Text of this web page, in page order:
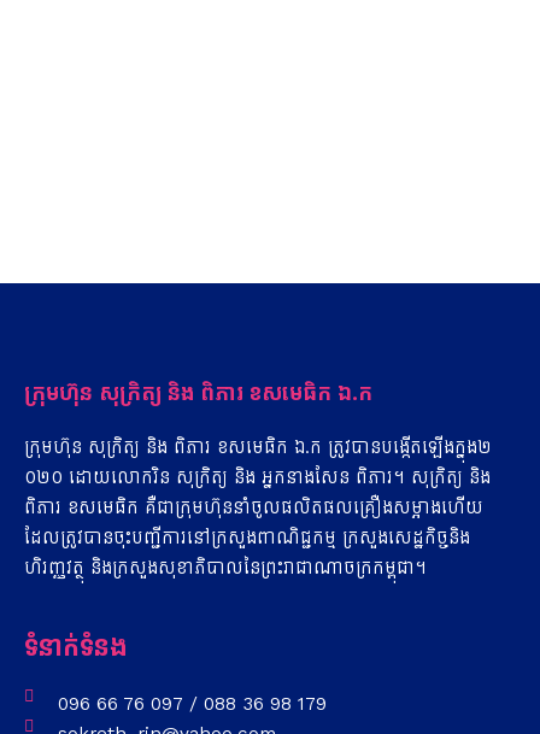
ក្រុមហ៊ុន​ សុ​ក្រិត្យ​ ​និង​ ពិ​ភារ​ ​ខ​ស​មេ​ធិ​ក​ ​ឯ​.​ក
ក្រុមហ៊ុន​ សុ​ក្រិត្យ​ ​និង​ ពិ​ភារ​ ​ខ​ស​មេ​ធិ​ក​ ​ឯ​.ក​ ​ត្រូវ​បាន​បង្កើត​ឡើង​ក្នុង​២​
០​២​០​ ​ដោយ​លោក​រិន​ សុ​ក្រិត្យ​ ​និង​ ​អ្នកនាង​សែន​ ពិ​ភារ។​ សុក្រិត្យ​ ​និង​
ពិ​ភារ​ ​ខ​ស​មេ​ធិ​ក​ ​គឺជា​ក្រុមហ៊ុន​នាំចូល​ផលិតផល​គ្រឿង​ស​ម្អា​ង​ហើយ
ដែល​ត្រូវ​បាន​ចុះ​បញ្ជីការ​នៅ​ក្រសួង​ពាណិជ្ជកម្ម​ ​ក្រសួងសេដ្ឋកិច្ច​និង​
ហិរញ្ញវត្ថុ​ ​និង​ក្រសួងសុខាភិបាល​នៃ​ព្រះរាជាណាចក្រកម្ពុជា។
ទំនាក់ទំនង
096 66 76 097 / 088 36 98 179